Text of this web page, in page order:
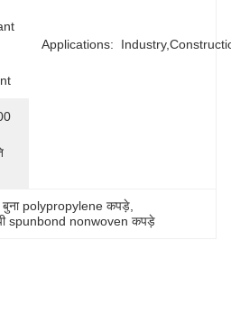
Applications:
बुना polypropylene कपड़े
spunbond nonwoven कपड़े